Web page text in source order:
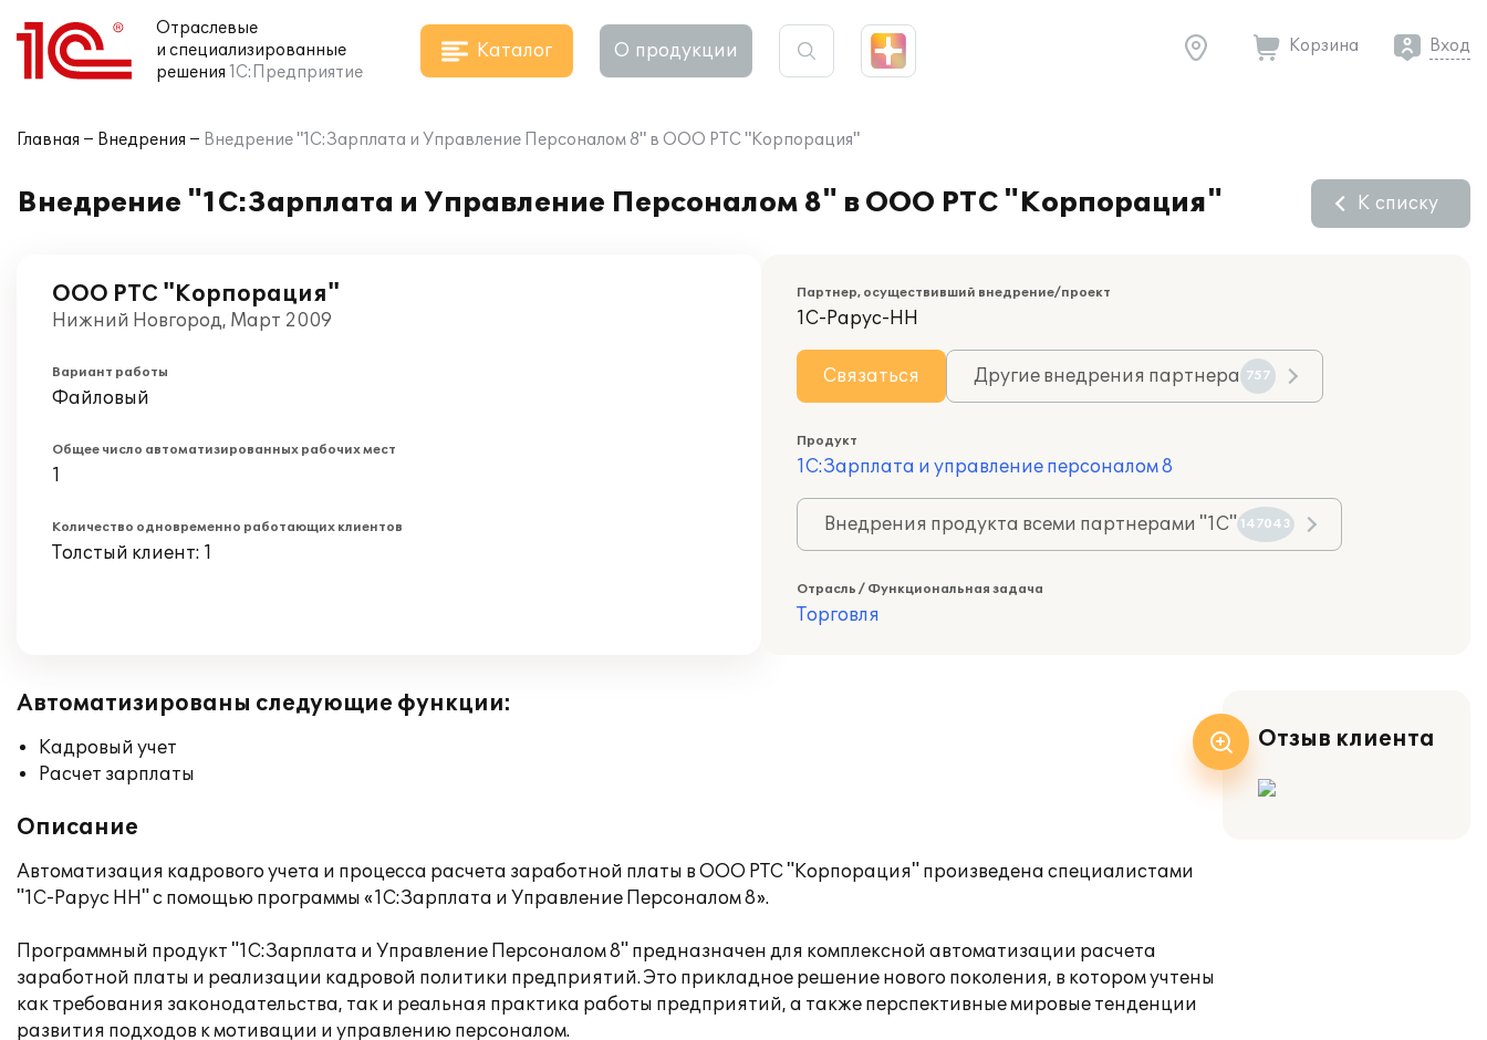
Отраслевые
и специализированные
решения 1С:Предприятие
Каталог О продукции Корзина Вход
Главная Внедрения Внедрение "1С:Зарплата и Управление Персоналом 8" в ООО РТС "Корпорация"
Внедрение "1С:Зарплата и Управление Персоналом 8" в ООО РТС "Корпорация" К списку
ООО РТС "Корпорация"
Нижний Новгород, Март 2009
Вариант работы
Файловый
Общее число автоматизированных рабочих мест
1
Количество одновременно работающих клиентов
Толстый клиент: 1
Партнер, осуществивший внедрение/проект
1С-Рарус-НН
Связаться Другие внедрения партнера 757
Продукт
1С:Зарплата и управление персоналом 8
Внедрения продукта всеми партнерами "1С" 147043
Отрасль / Функциональная задача
Торговля
Автоматизированы следующие функции:
Кадровый учет
Расчет зарплаты
Описание
Автоматизация кадрового учета и процесса расчета заработной платы в ООО РТС "Корпорация" произведена специалистами
"1С-Рарус НН" с помощью программы «1С:Зарплата и Управление Персоналом 8».
Программный продукт "1С:Зарплата и Управление Персоналом 8" предназначен для комплексной автоматизации расчета
заработной платы и реализации кадровой политики предприятий. Это прикладное решение нового поколения, в котором учтены
как требования законодательства, так и реальная практика работы предприятий, а также перспективные мировые тенденции
развития подходов к мотивации и управлению персоналом.
Отзыв клиента